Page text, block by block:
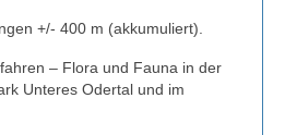
+/- 400 m (akkumuliert).
– Flora und Fauna in der
Unteres Odertal und im